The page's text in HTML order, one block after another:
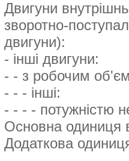
Двигуни
зворотно-
двигуни):
- iншi двигуни:
- - з робочим
- - - iншi:
- - - - потужнiстю
Основна одиниця
Додаткова